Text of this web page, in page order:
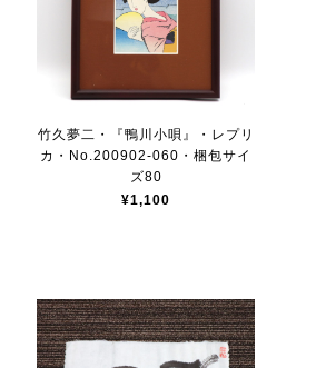
竹久夢二・『鴨川小唄』・レプリ
カ・No.200902-060・梱包サイ
ズ80
¥1,100